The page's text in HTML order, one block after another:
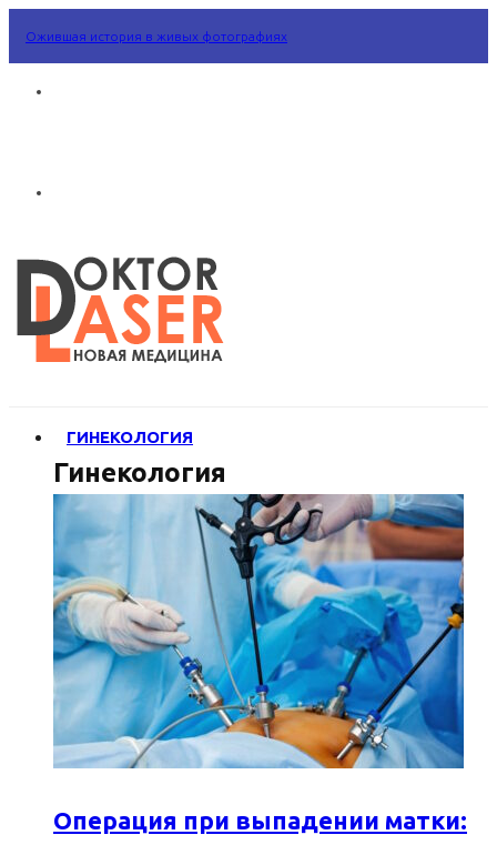
Ожившая история в живых фотографиях
ГИНЕКОЛОГИЯ
Гинекология
Операция при выпадении матки: